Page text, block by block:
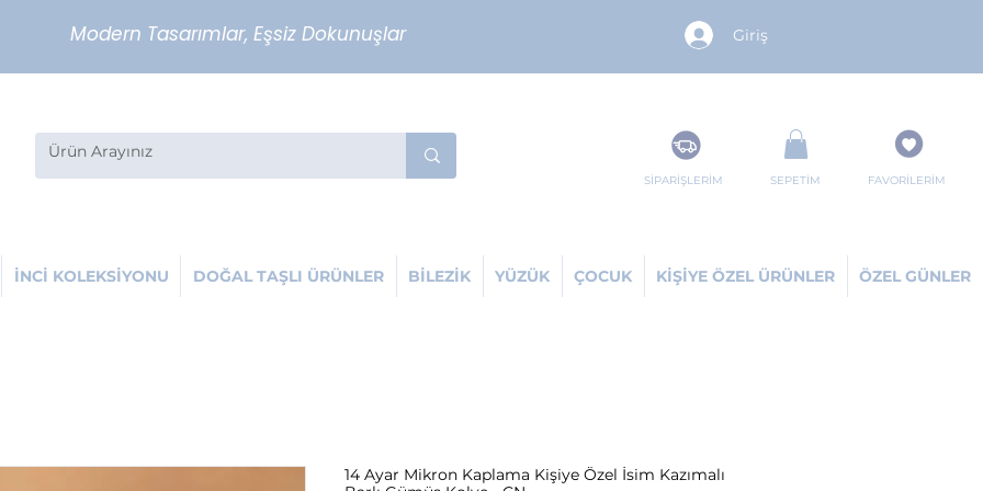
Modern Tasarımlar, Eşsiz Dokunuşlar Giriş
SİPARİŞLERİM SEPETİM FAVORİLERİM
İNCİ KOLEKSİYONU DOĞAL TAŞLI ÜRÜNLER BİLEZİK YÜZÜK ÇOCUK KİŞİYE ÖZEL ÜRÜNLER ÖZEL GÜNLER
14 Ayar Mikron Kaplama Kişiye Özel İsim Kazımalı